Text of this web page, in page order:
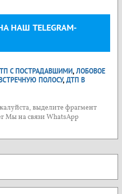
НАШ TELEGRAM-
С ПОСТРАДАВШИМИ,ЛОБОВОЕ
ПОЛОСУ, ДТП В
выделите фрагмент
Мы на связи WhatsApp